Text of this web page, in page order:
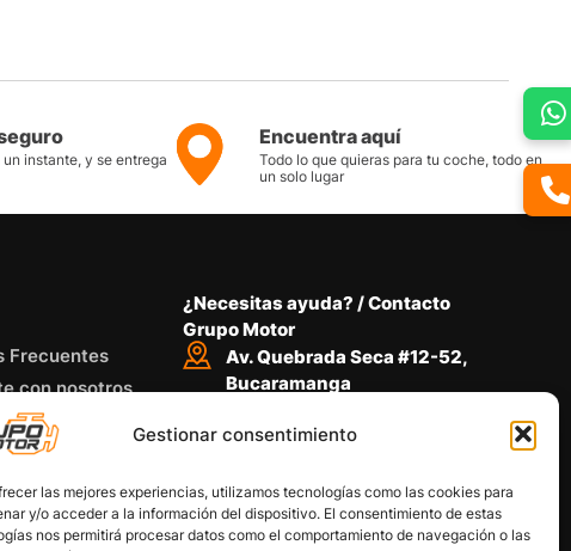
Gestionar consentimiento
las mejores experiencias, utilizamos tecnologías como las cookies para
y/o acceder a la información del dispositivo. El consentimiento de estas
nos permitirá procesar datos como el comportamiento de navegación o las
instante, y se entrega
Encuentra aquí
Todo lo que quieras para tu coche, todo en
un solo lugar
Frecuentes
con nosotros
¿Necesitas ayuda? / Contacto
Grupo Motor
Av. Quebrada Seca #12-52,
Bucaramanga
Llámanos desde 8 AM - 5 PM
Habla con nosotros
Por medio de WhatsApp